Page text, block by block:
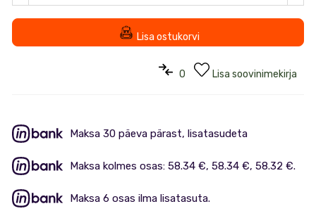
Lisa ostukorvi
0 Lisa soovinimekirja
Maksa 30 päeva pärast, lisatasudeta
Maksa kolmes osas: 58.34 €, 58.34 €, 58.32 €.
Maksa 6 osas ilma lisatasuta.